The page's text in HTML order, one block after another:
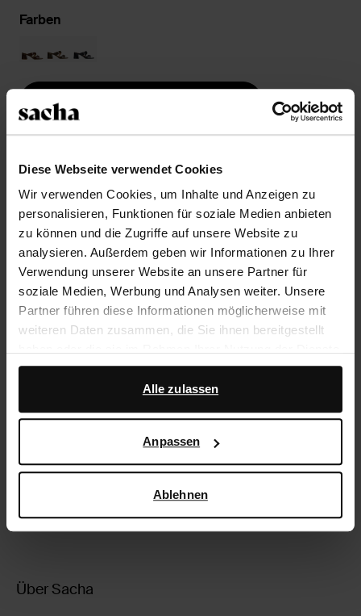
Diese Webseite verwendet Cookies
Wir verwenden Cookies, um Inhalte und Anzeigen zu
personalisieren, Funktionen für soziale Medien anbieten
zu können und die Zugriffe auf unsere Website zu
analysieren. Außerdem geben wir Informationen zu Ihrer
Verwendung unserer Website an unsere Partner für
soziale Medien, Werbung und Analysen weiter. Unsere
Partner führen diese Informationen möglicherweise mit
weiteren Daten zusammen, die Sie ihnen bereitgestellt
gesammelt haben.
Darüber hinaus arbeiten wir mit Google zu Werbe- und
darüber, wie Google Ihre personenbezogenen Daten
verwendet, finden Sie auf derSeite zur geschäftlichen
Alle zulassen
Anpassen
Ablehnen
Farben
Größe auswählen
Rechnungskauf
14 Tage Bedenkzeit
Produktbeschreibung
Braune Sandaletten mit zwei Riemchen der Marke
Sacha. Der feminine Blockabsatz hat eine Höhe von 7
cm. Die Außenseite der Schuhe ist aus Leder
Carbon Pro-Spray von Collonil.
Produktdetails
Über Sacha